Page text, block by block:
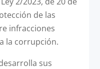
de las
infracciones
la corrupción.
sus